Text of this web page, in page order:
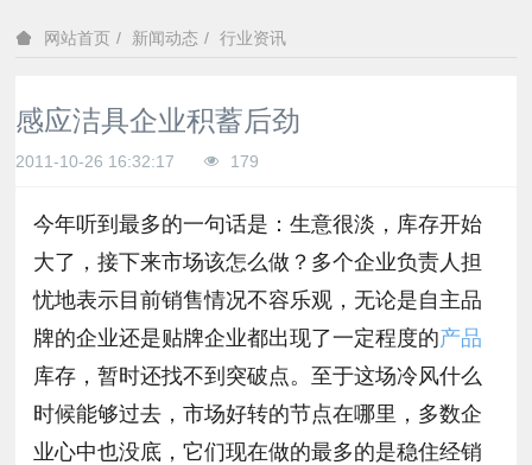
网站首页 新闻动态 行业资讯
感应洁具企业积蓄后劲
2011-10-26 16:32:17 179
今年听到最多的一句话是：生意很淡，库存开始
大了，接下来市场该怎么做？多个企业负责人担
忧地表示目前销售情况不容乐观，无论是自主品
牌的企业还是贴牌企业都出现了一定程度的产品
库存，暂时还找不到突破点。至于这场冷风什么
时候能够过去，市场好转的节点在哪里，多数企
业心中也没底，它们现在做的最多的是稳住经销